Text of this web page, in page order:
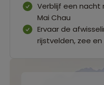
Verblijf een nacht
Mai Chau
Ervaar de
rijstvelden, zee